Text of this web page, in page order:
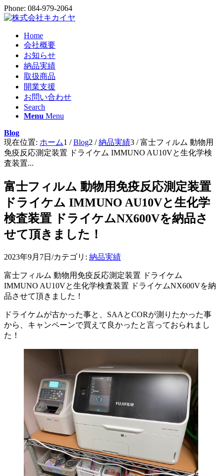
Phone: 084-979-2064
Home
会社概要
お知らせ
納品実績
取扱商品
開業支援
お問い合わせ
Search
Menu Menu
Blog
現在位置: ホーム1 / Blog2 / 納品実績3 / 富士フィルム 動物用
免疫反応測定装置 ドライケム IMMUNO AU10Vと生化学検
査装置...
富士フィルム 動物用免疫反応測定装置
ドライケム IMMUNO AU10Vと生化学
検査装置 ドライケムNX600Vを納品さ
せて頂きました！
2023年9月7日 /カテゴリ: 納品実績
富士フィルム 動物用免疫反応測定装置 ドライケム
IMMUNO AU10Vと生化学検査装置 ドライケムNX600Vを納
品させて頂きました！
ドライケムが古かった事と、SAAとCORが測りたかった事
から、キャンペーンで買えて良かったと言っておられまし
た！